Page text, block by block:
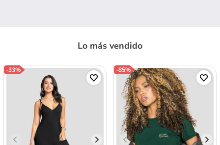
Lo más vendido
-33% -85%